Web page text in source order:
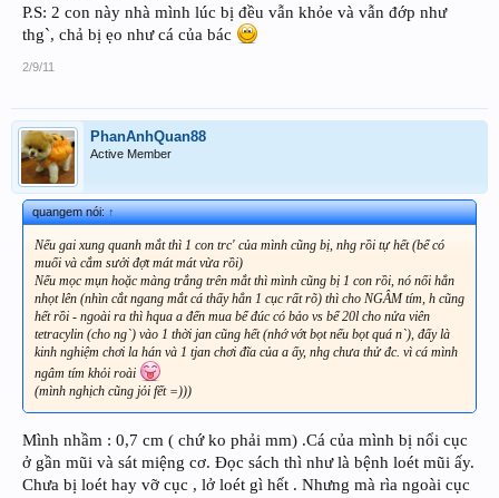
P.S: 2 con này nhà mình lúc bị đều vẫn khỏe và vẫn đớp như
thg`, chả bị ẹo như cá của bác
2/9/11
PhanAnhQuan88
Active Member
quangem nói:↑
Nếu gai xung quanh mắt thì 1 con trc' của mình cũng bị, nhg rồi tự hết (bể có
muối và cắm sưởi đợt mát mát vừa rồi)
Nếu mọc mụn hoặc màng trắng trên mắt thì mình cũng bị 1 con rồi, nó nổi hẳn
nhọt lên (nhìn cắt ngang mắt cá thấy hẳn 1 cục rất rõ) thì cho NGÂM tím, h cũng
hết rồi - ngoài ra thì hqua a đến mua bể đúc có bảo vs bể 20l cho nửa viên
tetracylin (cho ng`) vào 1 thời jan cũng hết (nhớ vớt bọt nếu bọt quá n`), đấy là
kinh nghiệm chơi la hán và 1 tjan chơi đĩa của a ấy, nhg chưa thử đc. vì cá mình
ngâm tím khỏi roài
(mình nghịch cũng jỏi fết =)))
Mình nhầm : 0,7 cm ( chứ ko phải mm) .Cá của mình bị nổi cục
ở gần mũi và sát miệng cơ. Đọc sách thì như là bệnh loét mũi ấy.
Chưa bị loét hay vỡ cục , lở loét gì hết . Nhưng mà rìa ngoài cục